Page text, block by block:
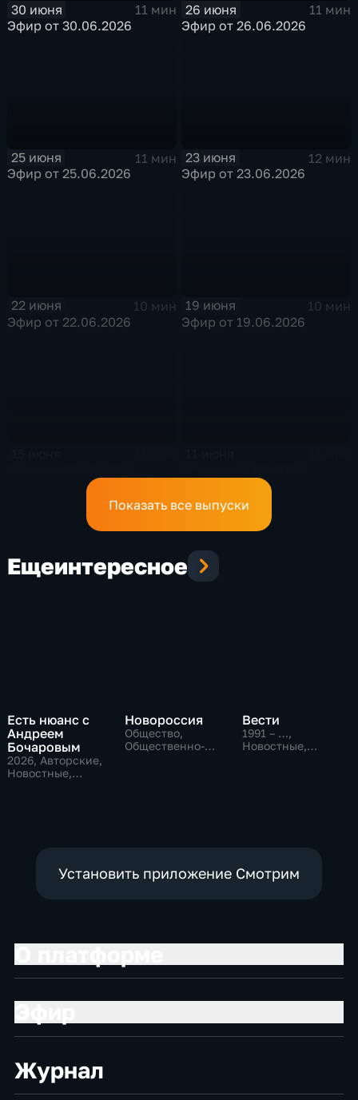
30 июня
11 мин
Эфир от 30.06.2026
26 июня
11 мин
Эфир от 26.06.2026
25 июня
11 мин
Эфир от 25.06.2026
23 июня
12 мин
Эфир от 23.06.2026
22 июня
10 мин
Эфир от 22.06.2026
19 июня
10 мин
Эфир от 19.06.2026
Показать все выпуски
Ещеинтересное
Есть нюанс с
Андреем
Бочаровым
2026, Авторские,
Новостные,
Новороссия
Общество,
Общественно-
Вести
1991 – …,
Новостные,
Установить приложение Смотрим
Журнал